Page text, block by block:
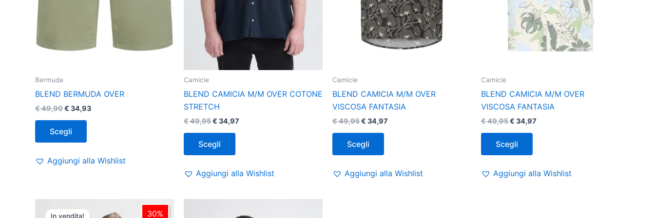
Bermuda
BLEND BERMUDA OVER
€49,90€ 34,93
Scegli
pagina
prodotto
Aggiungi alla Wishlist
Camicie
BLEND CAMICIA M/M OVER COTONE
STRETCH
€49,95€ 34,97
Scegli
pagina
Aggiungi alla Wishlist
Camicie
BLEND CAMICIA M/M OVER
VISCOSA FANTASIA
€49,95€ 34,97
Scegli
pagina
del
prodotto
Aggiungi alla Wishlist
Camicie
BLEND CAMICIA M/M OVER
VISCOSA FANTASIA
€49,95€ 34,97
Scegli
pagina
del
prodotto
Aggiungi alla Wishlist
30%
In vendita!
prezzo
prezzo